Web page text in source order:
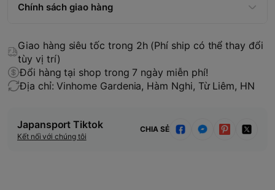
Chính sách giao hàng
Giao hàng siêu tốc trong 2h (Phí ship có thể thay đổi
tùy vị trí)
Đổi hàng tại shop trong 7 ngày miễn phí!
Địa chỉ: Vinhome Gardenia, Hàm Nghi, Từ Liêm, HN
Japansport Tiktok
Kết nối với chúng tôi
CHIA SẺ